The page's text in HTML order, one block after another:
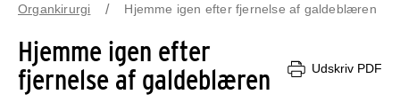
Organkirurgi
Hjemme igen efter fjernelse af galdeblæren
Hjemme igen efter
fjernelse af galdeblæren
Udskriv PDF